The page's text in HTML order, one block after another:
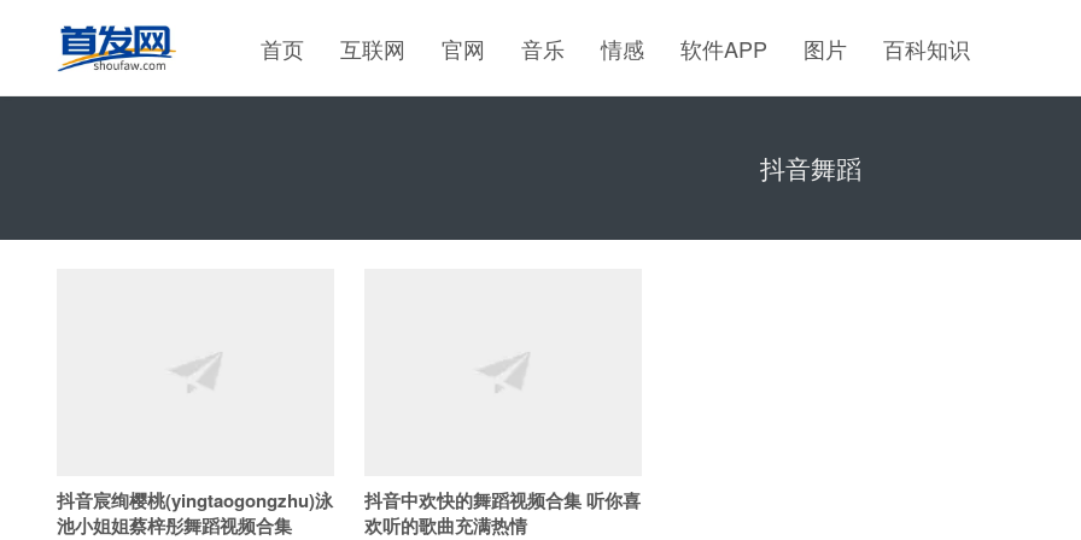
首页 互联网 官网 音乐 情感 软件APP 图片 百科知识
抖音舞蹈
抖音宸绚樱桃(yingtaogongzhu)泳
池小姐姐蔡梓彤舞蹈视频合集
抖音中欢快的舞蹈视频合集 听你喜
欢听的歌曲充满热情